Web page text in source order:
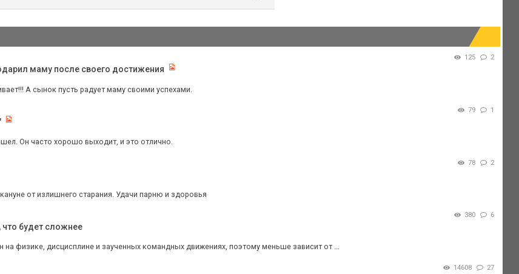
125 2
маму после своего достижения
А сынок пусть радует маму своими успехами.
79 1
Он часто хорошо выходит, и это отлично.
78 2
от излишнего старания. Удачи парню и здоровья
380 6
что будет сложнее
на физике, дисцисплине и заученных командных движениях, поэтому меньше зависит от ...
14608 27